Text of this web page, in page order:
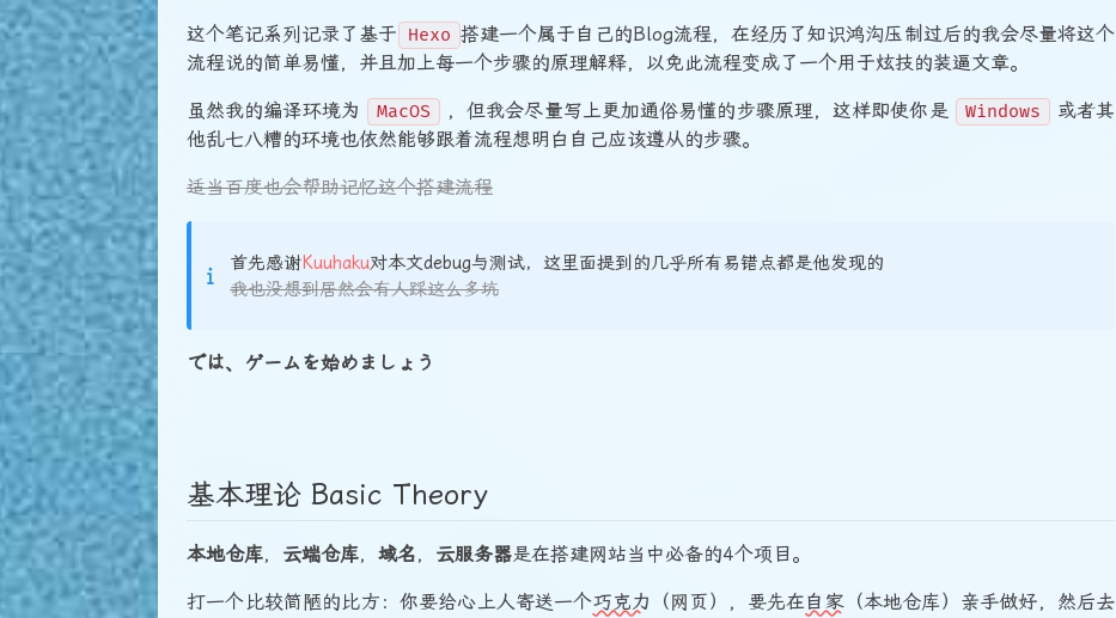
这个笔记系列记录了基于 Hexo 搭建一个属于自己的Blog流程，在经历了知识鸿沟压制过后的我会尽量将这个
流程说的简单易懂，并且加上每一个步骤的原理解释，以免此流程变成了一个用于炫技的装逼文章。
虽然我的编译环境为 MacOS ，但我会尽量写上更加通俗易懂的步骤原理，这样即使你是 Windows
或者其
他乱七八糟的环境也依然能够跟着流程想明白自己应该遵从的步骤。
适当百度也会帮助记忆这个搭建流程
首先感谢Kuuhaku对本文debug与测试，这里面提到的几乎所有易错点都是他发现的
我也没想到居然会有人踩这么多坑
では、ゲームを始めましょう
基本理论 Basic Theory
本地仓库， 云端仓库， 域名， 云服务器是在搭建网站当中必备的4个项目。
打一个比较简陋的比方：你要给心上人寄送一个巧克力 （网页），要先在自家（本地仓库）亲手做好，然后去